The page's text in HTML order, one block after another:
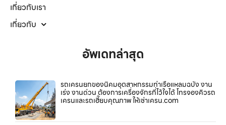
เกี่ยวกับเรา
เกี่ยวกับ
อัพเดทล่าสุด
รถเครนยกของนิคมอุตสาหกรรมท่าเรือแหลมฉบัง งาน
เร่ง งานด่วน ต้องการเครื่องจักรที่ไว้ใจได้ โทรจองคิวรถ
เครนและรถเฮี๊ยบคุณภาพ ให้เช่าเครน.com